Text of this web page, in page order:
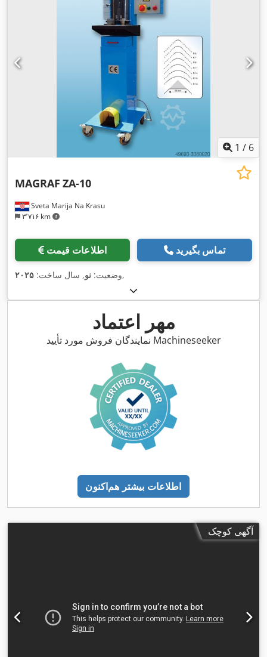
1 / 6
Sveta Marija Na Krasu
۳٬۷۱۶ km
MAGRAF ZA-10
اطلاعات قیمت تماس بگیرید
وضعیت: نو, سال ساخت: ۲۰۲۵ ,
مهر اعتماد
نمایندگان فروش مورد تأیید Machineseeker
اطلاعات بیشتر هم‌اکنون
آگهی کوچک